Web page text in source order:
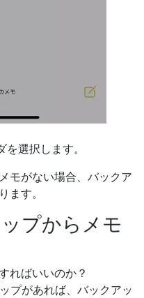
選択します。
モがない場合、バックア
ます。
プからメモ
ればいいのか？
プがあれば、バックアッ